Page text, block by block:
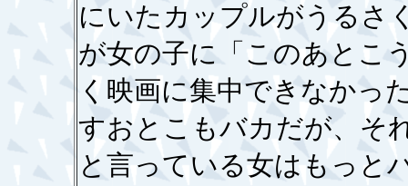
にいたカップルがうるさ
が女の子に「このあとこ
く映画に集中できなかっ
すおとこもバカだが、そ
と言っている女はもっと